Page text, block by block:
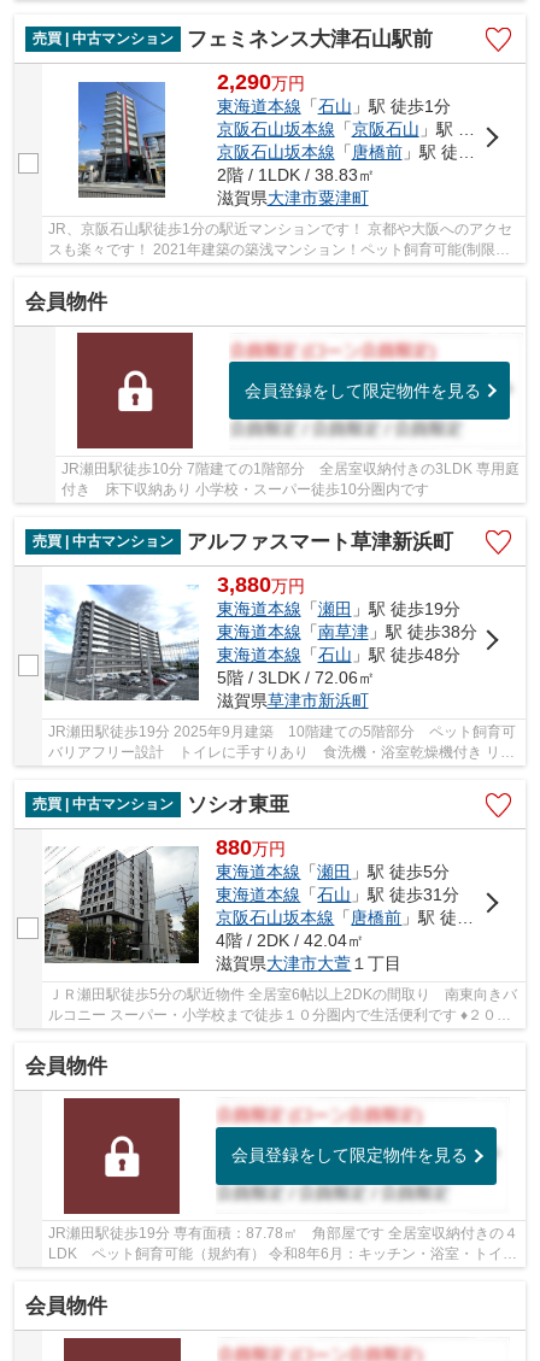
売買 | 中古マンション
フェミネンス大津石山駅前
2,290万円
東海道本線 「石山 」駅 徒歩1分
京阪石山坂本線 「京阪石山 」駅 徒歩1分
京阪石山坂本線 「 唐橋前」駅 徒歩10分
2階 / 1LDK / 38.83㎡
滋賀県大津市粟津町
JR、京阪石山駅徒歩1分の駅近マンションです！ 京都や大阪へのアクセ
スも楽々です！ 2021年建築の築浅マンション！ペット飼育可能(制限
会員物件
会員登録をして限定物件を見る
JR瀬田駅徒歩10分 7階建ての1階部分 全居室収納付きの3LDK 専用庭
付き 床下収納あり 小学校・スーパー徒歩10分圏内です
売買 | 中古マンション アルファスマート草津新浜町
3,880万円
東海道本線 「瀬田 」駅 徒歩19分
東海道本線 「南草津」駅 徒歩38分
東海道本線 「石山 」駅 徒歩48分
5階 / 3LDK / 72.06㎡
滋賀県草津市新浜町
JR瀬田駅徒歩19分 2025年9月建築 10階建ての5階部分 ペット飼育可
バリアフリー設計 トイレに手すりあり 食洗機・浴室乾燥機付き リビ
ング扉はペット用ドア付き 全居室収納付き ...
売買 | 中古マンション
ソシオ東亜
880万円
東海道本線 「瀬田 」駅 徒歩5分
東海道本線 「石山 」駅 徒歩31分
京阪石山坂本線 「唐橋前 」駅 徒歩31分
4階 / 2DK / 42.04㎡
滋賀県大津市大萱 １丁目
ＪＲ瀬田駅徒歩5分の駅近物件 全居室6帖以上2DKの間取り 南東向きバ
ルコニー スーパー・小学校まで徒歩１０分圏内で生活便利です ♦２０１
７年４月に設備入替：キッチン・洗面台・エア...
会員物件
会員登録をして限定物件を見る
JR瀬田駅徒歩19分 専有面積：87.78㎡ 角部屋です 全居室収納付きの４
LDK ペット飼育可能（規約有） 令和8年6月：キッチン・浴室・トイ
会員物件